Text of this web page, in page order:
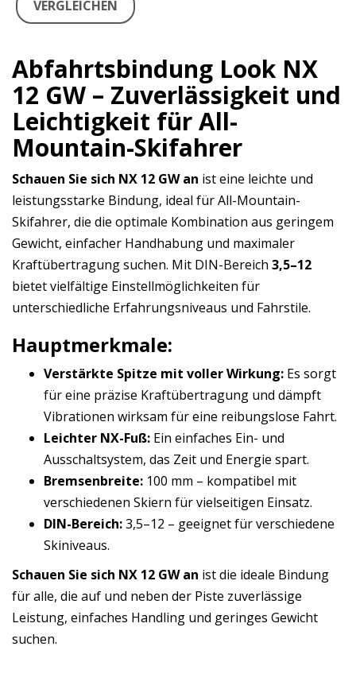
VERGLEICHEN
Abfahrtsbindung Look NX
12 GW – Zuverlässigkeit und
Leichtigkeit für All-
Mountain-Skifahrer
Schauen Sie sich NX 12 GW an ist eine leichte und
leistungsstarke Bindung, ideal für All-Mountain-
Skifahrer, die die optimale Kombination aus geringem
Gewicht, einfacher Handhabung und maximaler
Kraftübertragung suchen. Mit DIN-Bereich 3,5–12
bietet vielfältige Einstellmöglichkeiten für
unterschiedliche Erfahrungsniveaus und Fahrstile.
Hauptmerkmale:
Verstärkte Spitze mit voller Wirkung: Es sorgt
für eine präzise Kraftübertragung und dämpft
Vibrationen wirksam für eine reibungslose Fahrt.
Leichter NX-Fuß: Ein einfaches Ein- und
Ausschaltsystem, das Zeit und Energie spart.
Bremsenbreite: 100 mm – kompatibel mit
verschiedenen Skiern für vielseitigen Einsatz.
DIN-Bereich:3,5–12 – geeignet für verschiedene
Skiniveaus.
Schauen Sie sich NX 12 GW an ist die ideale Bindung
für alle, die auf und neben der Piste zuverlässige
Leistung, einfaches Handling und geringes Gewicht
suchen.